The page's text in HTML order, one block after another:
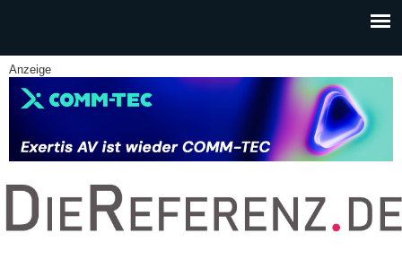
Anzeige